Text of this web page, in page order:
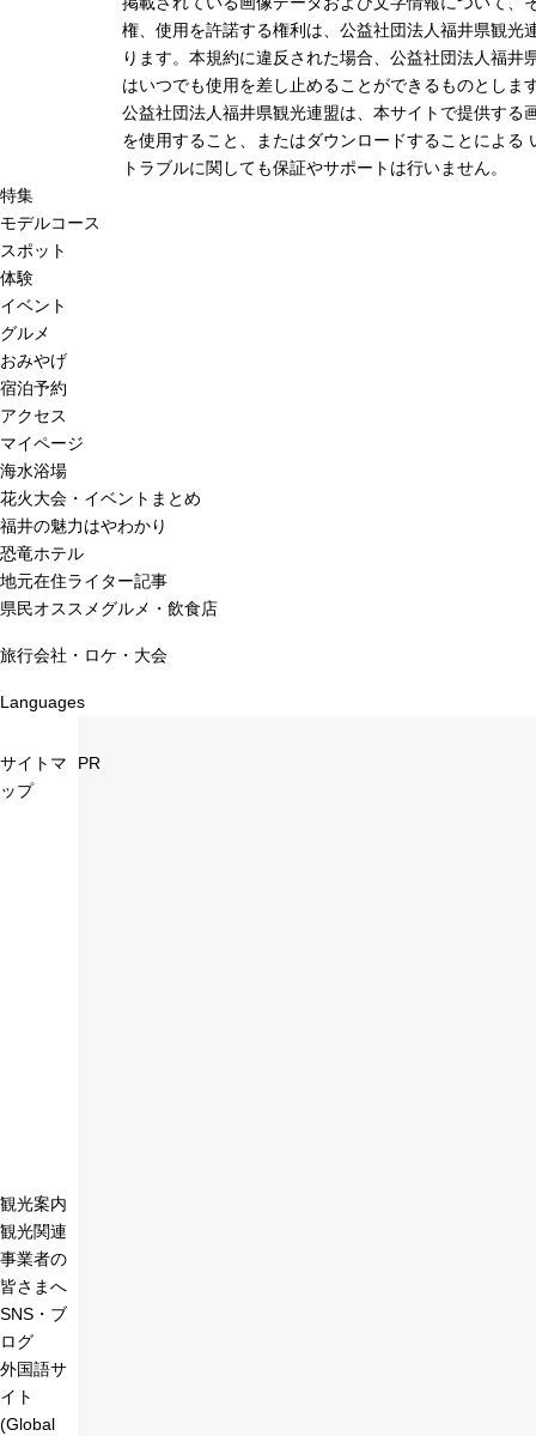
権、使用を許諾する権利は、公益社団法人福井県観光
ります。本規約に違反された場合、公益社団法人福井
はいつでも使用を差し止めることができるものとしま
公益社団法人福井県観光連盟は、本サイトで提供する
を使用すること、またはダウンロードすることによる
トラブルに関しても保証やサポートは行いません。
特集
モデルコース
スポット
体験
イベント
グルメ
おみやげ
宿泊予約
アクセス
マイページ
海水浴場
花火大会・イベントまとめ
福井の魅力はやわかり
恐竜ホテル
地元在住ライター記事
県民オススメグルメ・飲食店
旅行会社・ロケ・大会
Languages
サイトマ
ップ
観光案内
観光関連
事業者の
皆さまへ
SNS・ブ
ログ
外国語サ
イト
(Global
PR